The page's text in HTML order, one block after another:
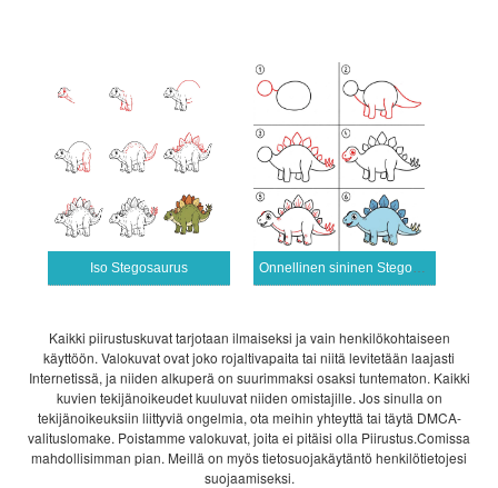
Iso Stegosaurus Onnellinen sininen Stegosaurus
Kaikki piirustuskuvat tarjotaan ilmaiseksi ja vain henkilökohtaiseen
käyttöön. Valokuvat ovat joko rojaltivapaita tai niitä levitetään laajasti
Internetissä, ja niiden alkuperä on suurimmaksi osaksi tuntematon. Kaikki
kuvien tekijänoikeudet kuuluvat niiden omistajille. Jos sinulla on
tekijänoikeuksiin liittyviä ongelmia, ota meihin yhteyttä tai täytä DMCA-
valituslomake. Poistamme valokuvat, joita ei pitäisi olla Piirustus.Comissa
mahdollisimman pian. Meillä on myös tietosuojakäytäntö henkilötietojesi
suojaamiseksi.